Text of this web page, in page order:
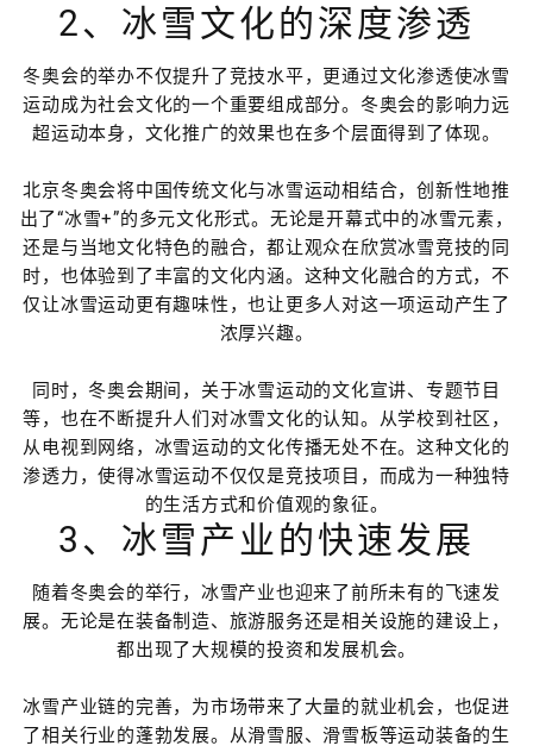
2、冰雪文化的深度渗透
冬奥会的举办不仅提升了竞技水平，更通过文化渗透使冰雪
运动成为社会文化的一个重要组成部分。冬奥会的影响力远
超运动本身，文化推广的效果也在多个层面得到了体现。
北京冬奥会将中国传统文化与冰雪运动相结合，创新性地推
出了“冰雪+”的多元文化形式。无论是开幕式中的冰雪元素，
还是与当地文化特色的融合，都让观众在欣赏冰雪竞技的同
时，也体验到了丰富的文化内涵。这种文化融合的方式，不
仅让冰雪运动更有趣味性，也让更多人对这一项运动产生了
浓厚兴趣。
同时，冬奥会期间，关于冰雪运动的文化宣讲、专题节目
等，也在不断提升人们对冰雪文化的认知。从学校到社区，
从电视到网络，冰雪运动的文化传播无处不在。这种文化的
渗透力，使得冰雪运动不仅仅是竞技项目，而成为一种独特
的生活方式和价值观的象征。
3、冰雪产业的快速发展
随着冬奥会的举行，冰雪产业也迎来了前所未有的飞速发
展。无论是在装备制造、旅游服务还是相关设施的建设上，
都出现了大规模的投资和发展机会。
冰雪产业链的完善，为市场带来了大量的就业机会，也促进
了相关行业的蓬勃发展。从滑雪服、滑雪板等运动装备的生